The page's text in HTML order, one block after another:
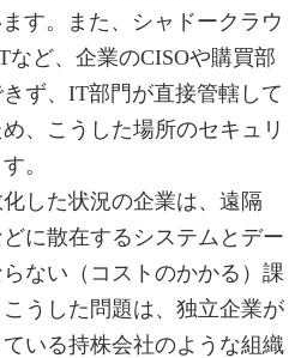
す。また、シャドークラウ
など、企業のCISOや購買部
ず、IT部門が直接管轄して
、こうした場所のセキュリ
。
した状況の企業は、遠隔
に散在するシステムとデー
ない（コストのかかる）課
うした問題は、独立企業が
いる持株会社のような組織